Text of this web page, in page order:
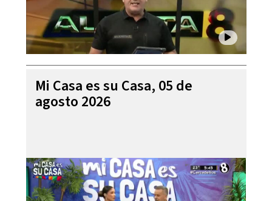
Mi Casa es su Casa, 05 de
agosto 2026